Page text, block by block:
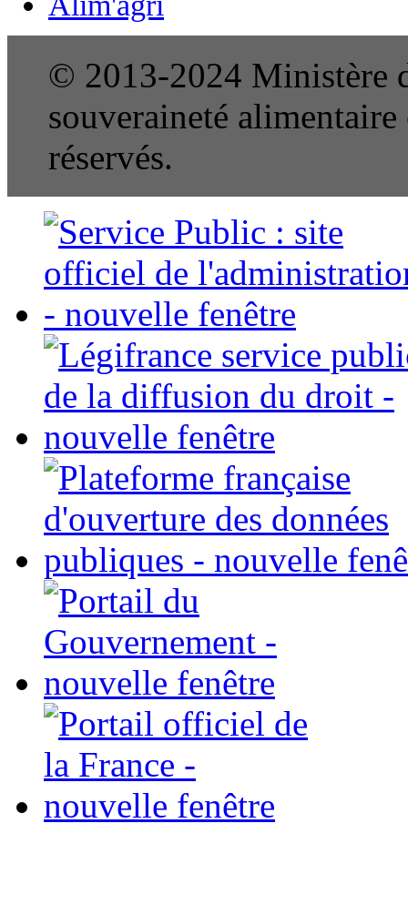
© 2013-2024 Ministère
souveraineté
réservés.